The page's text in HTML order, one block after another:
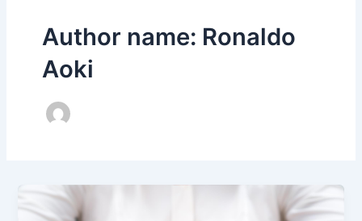
Author name: Ronaldo
Aoki